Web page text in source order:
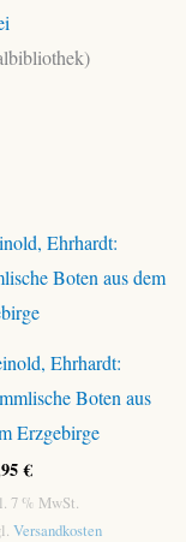
Ehrhardt:
Boten aus
Erzgebirge
€
7 % MwSt.
Versandkosten